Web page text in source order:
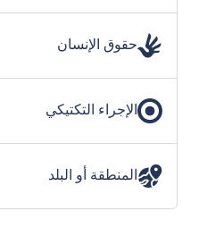
حقوق الإنسان
الإجراء التكتيكي
المنطقة أو البلد